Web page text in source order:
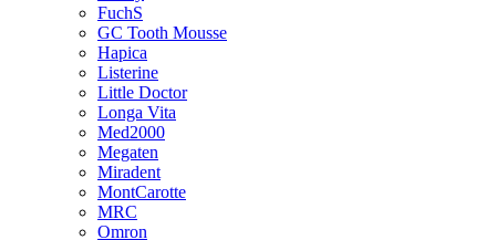
FuchS
GC Tooth Mousse
Hapica
Listerine
Little Doctor
Longa Vita
Med2000
Megaten
Miradent
MontCarotte
MRC
Omron